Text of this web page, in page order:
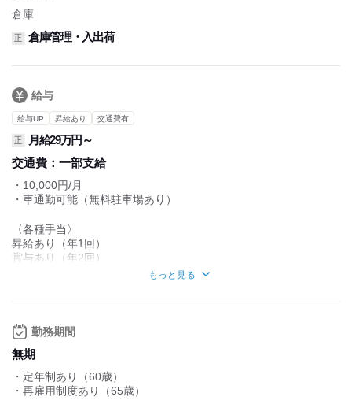
倉庫
正 倉庫管理・入出荷
給与
給与UP 昇給あり 交通費有
正
月給29万円～
交通費： 一部支給
・10,000円/月
・車通勤可能（無料駐車場あり）
〈各種手当〉
昇給あり（年1回）
賞与あり（年2回）
期末賞与あり（業績により）
残業手当
3PL手当
20,000円/月
無事故手当
10,000円/月
もっと見る
勤務期間
無期
・定年制あり（60歳）
・再雇用制度あり（65歳）